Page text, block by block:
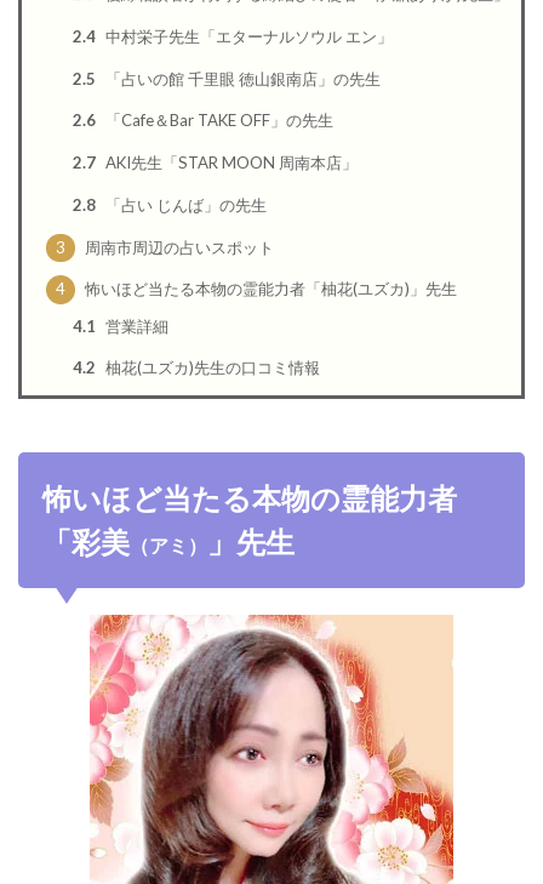
2.4 中村栄子先生「エターナルソウル エン」
2.5 「占いの館 千里眼 徳山銀南店」の先生
2.6 「Cafe＆Bar TAKE OFF」の先生
2.7 AKI先生「STAR MOON 周南本店」
2.8 「占い じんば」の先生
3 周南市周辺の占いスポット
4
怖いほど当たる本物の霊能力者「柚花(ユズカ)」先生
4.1 営業詳細
4.2 柚花(ユズカ)先生の口コミ情報
怖いほど当たる本物の霊能力者
「彩美 （アミ） 」先生